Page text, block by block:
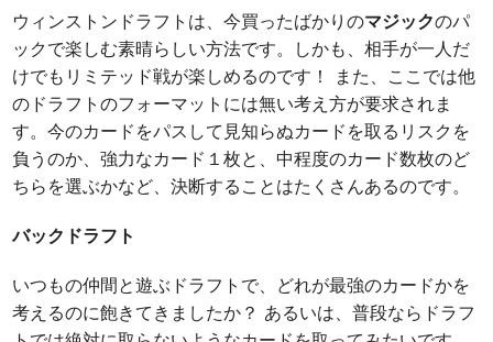
ウィンストンドラフトは、今買ったばかりのマジックのパ
ックで楽しむ素晴らしい方法です。しかも、相手が一人だ
けでもリミテッド戦が楽しめるのです！ また、ここでは他
のドラフトのフォーマットには無い考え方が要求されま
す。今のカードをパスして見知らぬカードを取るリスクを
負うのか、強力なカード１枚と、中程度のカード数枚のど
ちらを選ぶかなど、決断することはたくさんあるのです。
バックドラフト
いつもの仲間と遊ぶドラフトで、どれが最強のカードかを
考えるのに飽きてきましたか？ あるいは、普段ならドラフ